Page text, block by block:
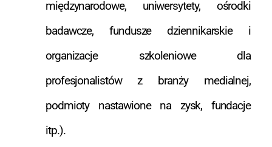
międzynarodowe, uniwersytety, ośrodki
badawcze, fundusze dziennikarskie i
organizacje szkoleniowe dla
profesjonalistów z branży medialnej,
podmioty nastawione na zysk, fundacje
itp.).